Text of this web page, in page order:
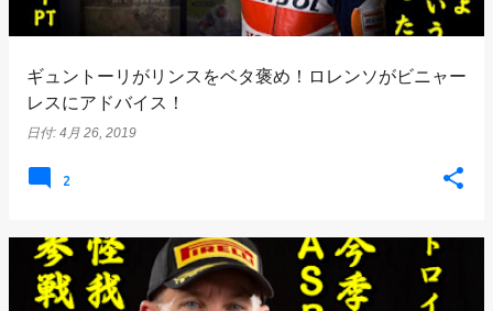
ギュントーリがリンスをベタ褒め！ロレンソがビニャー
レスにアドバイス！
日付: 4月 26, 2019
2